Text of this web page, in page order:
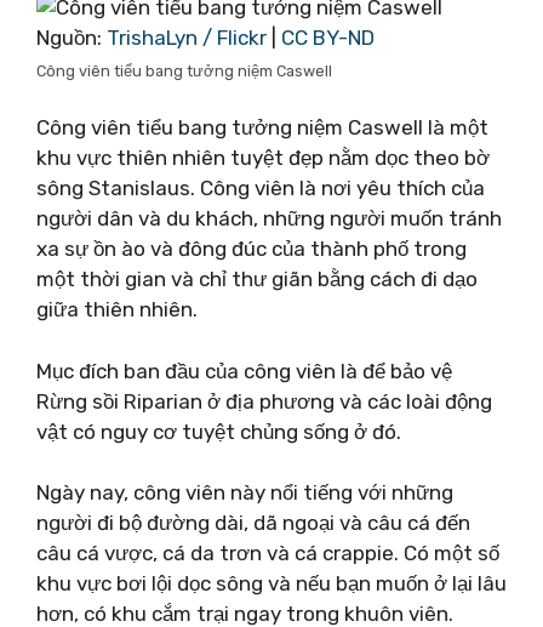
Nguồn: TrishaLyn / Flickr CC BY-ND
Công viên tiểu bang tưởng niệm Caswell
Công viên tiểu bang tưởng niệm Caswell là một
khu vực thiên nhiên tuyệt đẹp nằm dọc theo bờ
sông Stanislaus. Công viên là nơi yêu thích của
người dân và du khách, những người muốn tránh
xa sự ồn ào và đông đúc của thành phố trong
một thời gian và chỉ thư giãn bằng cách đi dạo
giữa thiên nhiên.
Mục đích ban đầu của công viên là để bảo vệ
Rừng sồi Riparian ở địa phương và các loài động
vật có nguy cơ tuyệt chủng sống ở đó.
Ngày nay, công viên này nổi tiếng với những
người đi bộ đường dài, dã ngoại và câu cá đến
câu cá vược, cá da trơn và cá crappie. Có một số
khu vực bơi lội dọc sông và nếu bạn muốn ở lại lâu
hơn, có khu cắm trại ngay trong khuôn viên.